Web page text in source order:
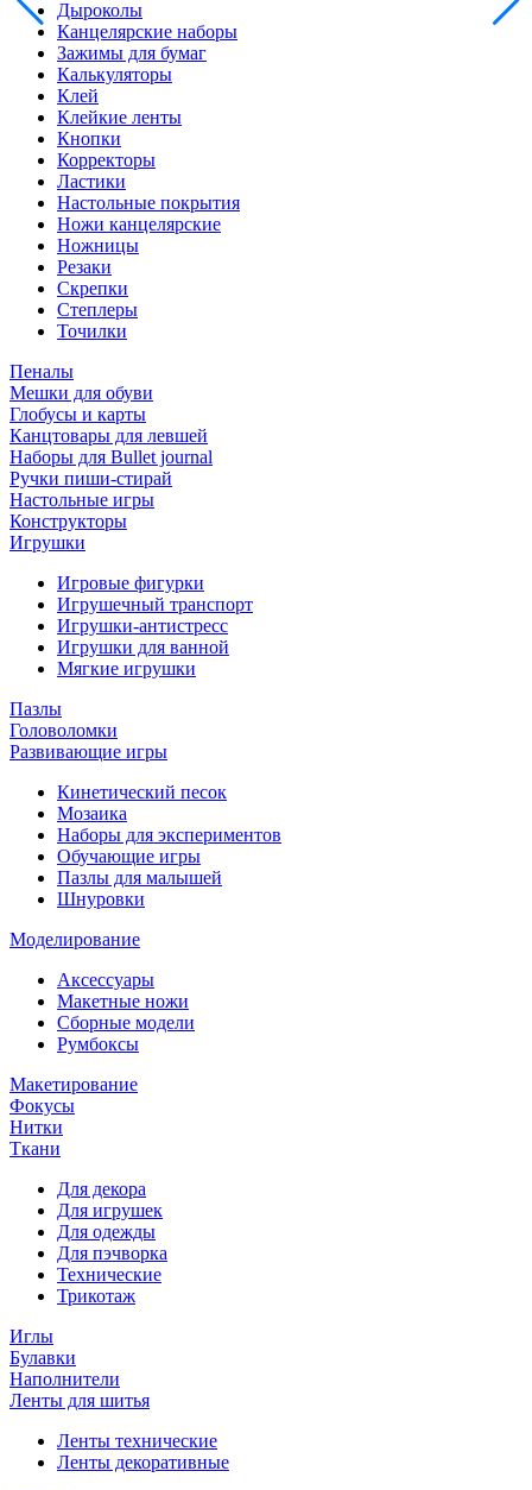
Дыроколы
Канцелярские наборы
Зажимы для бумаг
Калькуляторы
Клей
Клейкие ленты
Кнопки
Корректоры
Ластики
Настольные покрытия
Ножи канцелярские
Ножницы
Резаки
Скрепки
Степлеры
Точилки
Пеналы
Мешки для обуви
Глобусы и карты
Канцтовары для левшей
Наборы для Bullet journal
Ручки пиши-стирай
Настольные игры
Конструкторы
Игрушки
Игровые фигурки
Игрушечный транспорт
Игрушки-антистресс
Игрушки для ванной
Мягкие игрушки
Пазлы
Головоломки
Развивающие игры
Кинетический песок
Мозаика
Наборы для экспериментов
Обучающие игры
Пазлы для малышей
Шнуровки
Моделирование
Аксессуары
Макетные ножи
Сборные модели
Румбоксы
Макетирование
Фокусы
Нитки
Ткани
Для декора
Для игрушек
Для одежды
Для пэчворка
Технические
Трикотаж
Иглы
Булавки
Наполнители
Ленты для шитья
Ленты технические
Ленты декоративные